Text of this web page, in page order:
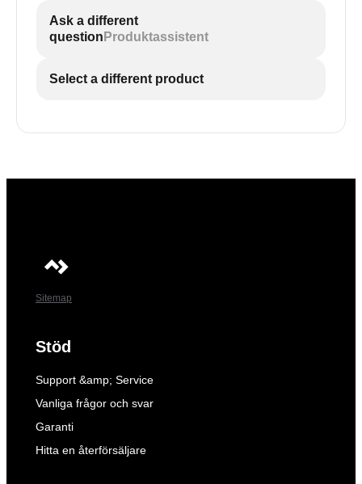
Ask a different
question Produktassistent
Select a different product
Sitemap
Stöd
Support &amp; Service
Vanliga frågor och svar
Garanti
Hitta en återförsäljare